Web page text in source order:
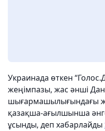
Украинада өткен
жеңімпазы, жас әнші
шығармашылығындағы
қазақша-ағылшынша
ұсынды, деп хабарлайды